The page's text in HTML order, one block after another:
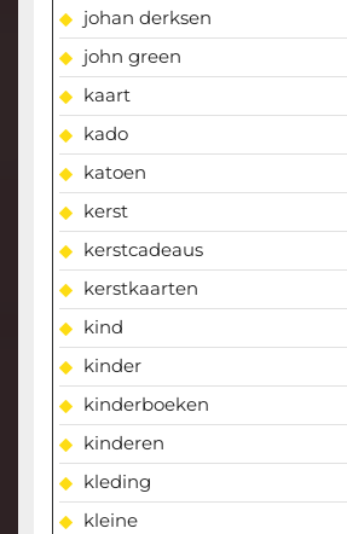
johan derksen
john green
kaart
kado
katoen
kerst
kerstcadeaus
kerstkaarten
kind
kinder
kinderboeken
kinderen
kleding
kleine